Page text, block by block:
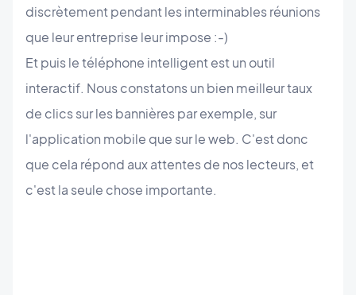
discrètement pendant les interminables réunions
que leur entreprise leur impose :-)
Et puis le téléphone intelligent est un outil
interactif. Nous constatons un bien meilleur taux
de clics sur les bannières par exemple, sur
l'application mobile que sur le web. C'est donc
que cela répond aux attentes de nos lecteurs, et
c'est la seule chose importante.